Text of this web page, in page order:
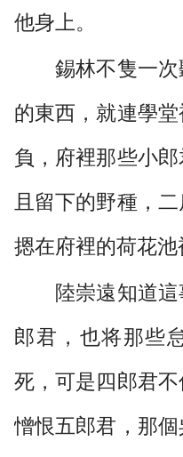
他身上。
錫林不隻一次
的東西，就連學
負，府裡那些小
且留下的野種，
摁在府裡的荷花池
陸崇遠知道這
郎君，也将那些
死，可是四郎君
憎恨五郎君，那